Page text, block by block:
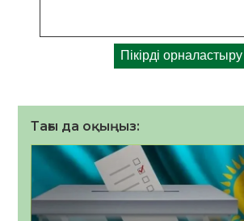
Тағы да оқыңыз: